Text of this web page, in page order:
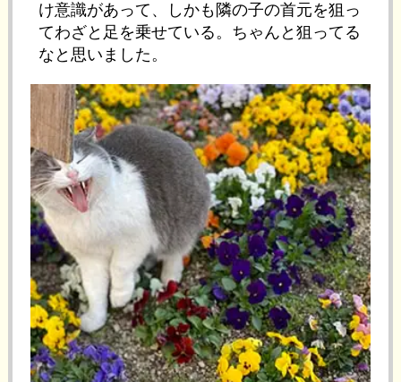
け意識があって、しかも隣の子の首元を狙っ
てわざと足を乗せている。ちゃんと狙ってる
なと思いました。